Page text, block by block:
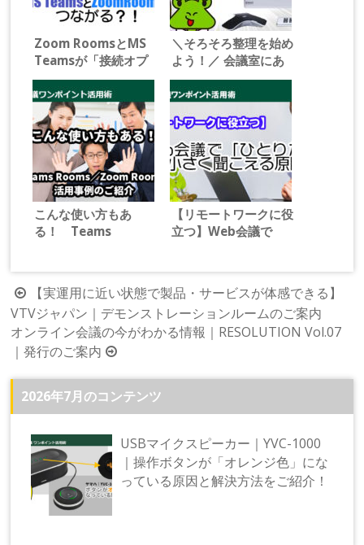
Zoom RoomsとMS
Teamsが「接続オプ
ション不要」でつなが
る Zoomの新しいソ
リューションとは！
＼そろそろ整理を始め
よう！／ 会議室にあ
るテレビ会議システム
「これからどうする？
運用Tips」
こんな使い方もあ
る！ Teams
紹介
【リモートワークに役
立つ】Web会議で
投
稿
ナ
ビ
ゲ
ー
【実運用に近い状態で製品・サービスが体感できる】
VTVジャパン｜デモンストレーションルームのご案内
オンライン会議の今がわかる情報｜RESOLUTION Vol.07
｜発行のご案内
2026年7月のコンテンツ
USBマイクスピーカー｜YVC-1000
｜操作ボタンが「オレンジ色」にな
っている原因と解決方法をご紹介！